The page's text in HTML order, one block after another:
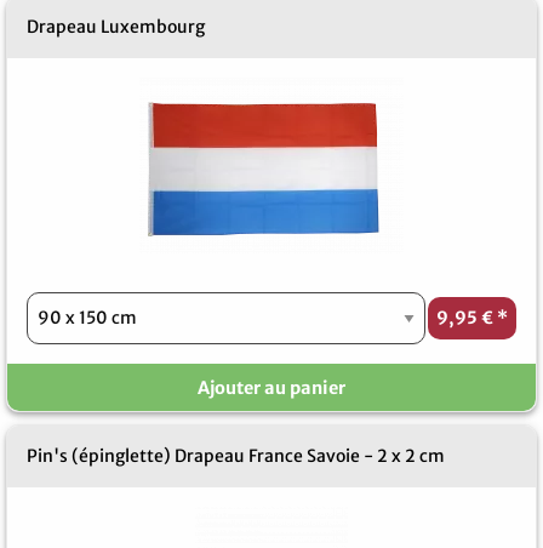
Drapeau Luxembourg
9,95 € *
Ajouter au panier
Pin's (épinglette) Drapeau France Savoie - 2 x 2 cm